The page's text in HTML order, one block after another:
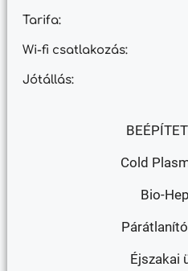
Tarifa:
Wi-fi csatlakozás:
Jótállás:
Cold
Bio-
Éjszakai